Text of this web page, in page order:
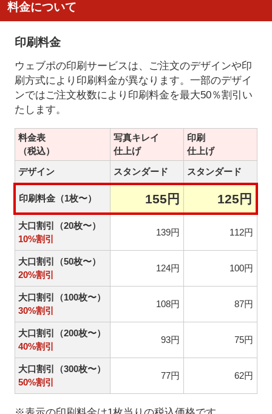
料金について
印刷料金
ウェブポの印刷サービスは、ご注文のデザインや印
刷方式により印刷料金が異なります。一部のデザイ
ンではご注文枚数により印刷料金を最大50％割引い
たします。
料金表
（税込）
写真キレイ
仕上げ
印刷
仕上げ
デザイン
スタンダード スタンダード
印刷料金（1枚〜） 155円 125円
大口割引（20枚〜）
10%割引
139円 112円
大口割引（50枚〜）
20%割引
124円 100円
大口割引（100枚〜）
30%割引
108円 87円
大口割引（200枚〜）
40%割引
93円 75円
大口割引（300枚〜）
50%割引
77円 62円